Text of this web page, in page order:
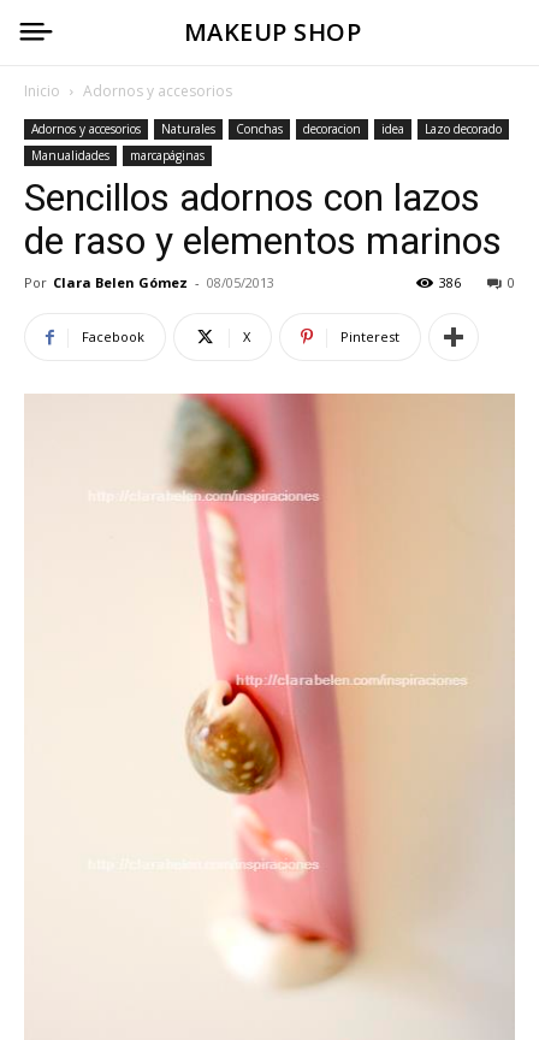
MAKEUP SHOP
Inicio Adornos y accesorios
Adornos y accesorios Naturales Conchas decoracion idea
Lazo decorado
Manualidades
marcapáginas
Sencillos adornos con lazos
de raso y elementos marinos
Por Clara Belen Gómez - 08/05/2013 0
386
Facebook X Pinterest